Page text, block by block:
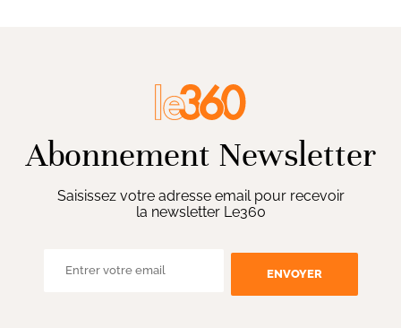
Abonnement Newsletter
Saisissez votre adresse email pour recevoir
la newsletter Le360
ENVOYER